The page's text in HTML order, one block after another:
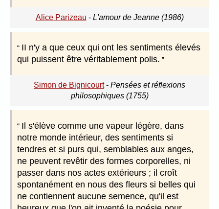
Alice Parizeau - L'amour de Jeanne (1986)
II n'y a que ceux qui ont les sentiments élevés
qui puissent être véritablement polis.
Simon de Bignicourt- Pensées et réflexions
philosophiques (1755)
Il s'élève comme une vapeur légère, dans
notre monde intérieur, des sentiments si
tendres et si purs qui, semblables aux anges,
ne peuvent revêtir des formes corporelles, ni
passer dans nos actes extérieurs ; il croît
spontanément en nous des fleurs si belles qui
ne contiennent aucune semence, qu'il est